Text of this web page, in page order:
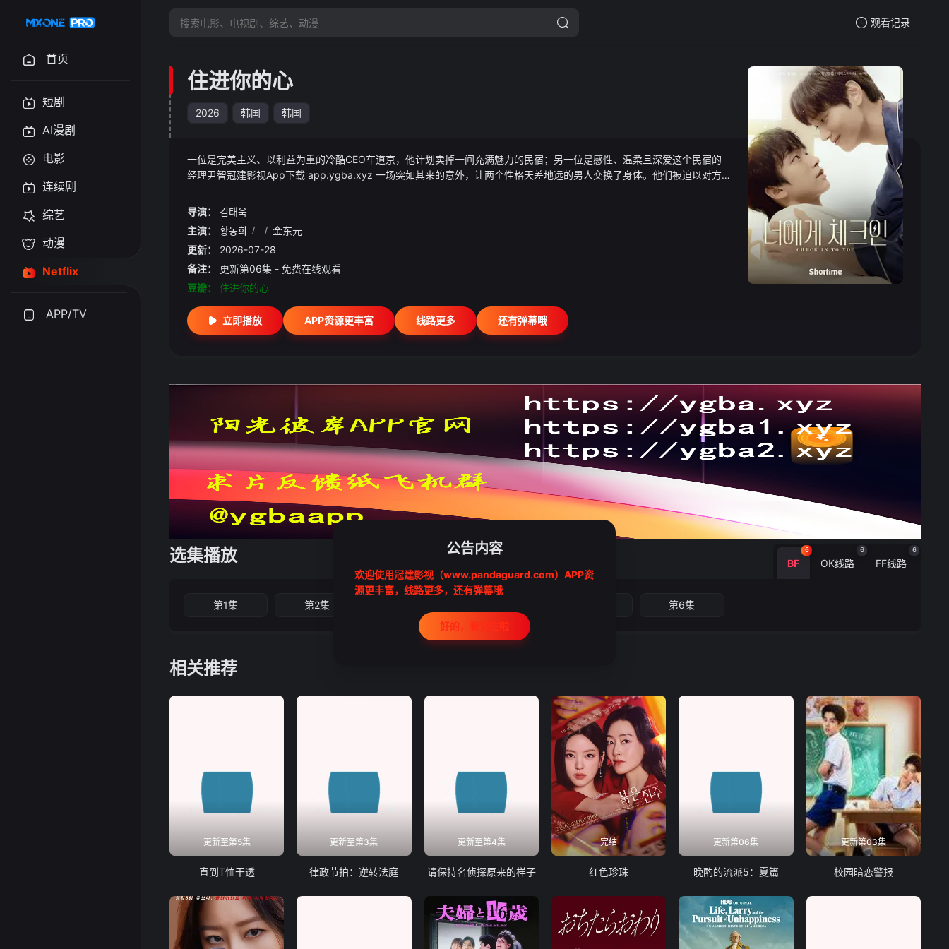
观看记录
暂无观看影片的记录
首页
短剧
AI漫剧
电影
连续剧
综艺
动漫
Netflix
APP/TV
住进你的心
2026 韩国 韩国
一位是完美主义、以利益为重的冷酷CEO车道京，他计划卖掉一间充满魅力的民宿；另一位是感性、温柔且深爱这个民宿的
经理尹智冠建影视App下载 app.ygba.xyz 一场突如其来的意外，让两个性格天差地远的男人交换了身体。他们被迫以对方
导演：
김태욱
主演：
황동희 / / 金东元
更新：
2026-07-28
备注：
更新第06集 - 免费在线观看
豆瓣：
住进你的心
立即播放 APP资源更丰富 线路更多 还有弹幕哦
选集播放 BF
6
OK线路
6
FF线路
6
第1集 第2集 第6集
相关推荐
更新至第5集
直到T恤干透
更新至第3集
律政节拍：逆转法庭
更新至第4集
请保持名侦探原来的样子
完结
红色珍珠
更新第06集
晚酌的流派5：夏篇
更新第03集
校园暗恋警报
公告内容
欢迎使用冠建影视（www.pandaguard.com）APP资
源更丰富，线路更多，还有弹幕哦
好的，我记住啦